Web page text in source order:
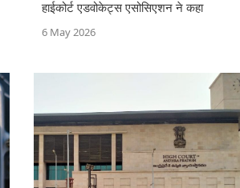
हाईकोर्ट एडवोकेट्स एसोसिएशन ने कहा
6 May 2026